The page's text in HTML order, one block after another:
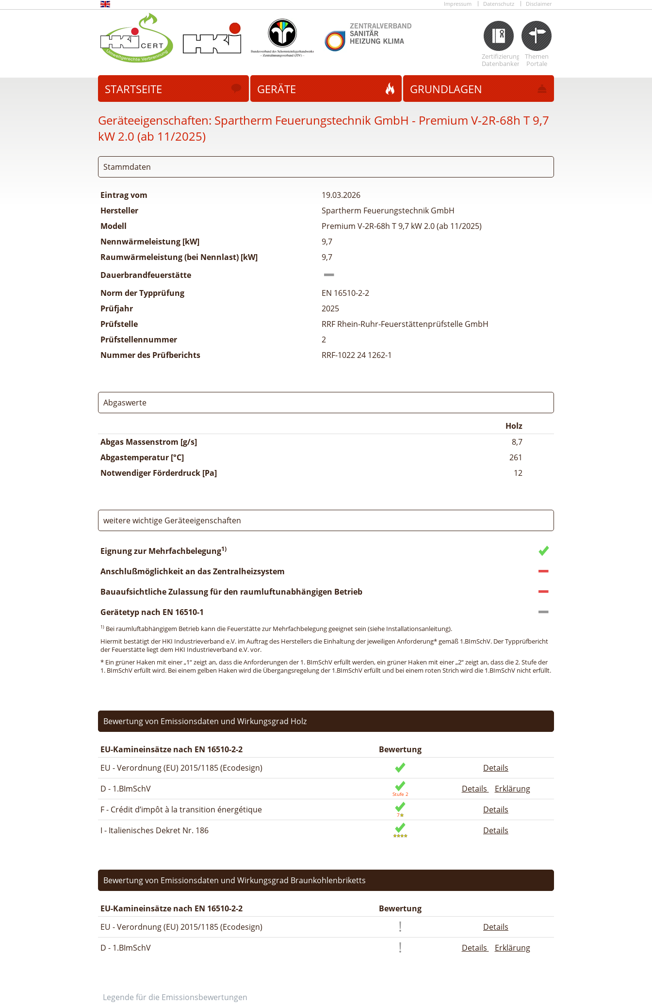
Impressum Datenschutz Disclaimer
Zertifizierungs
Datenbanken
Themen
Portale
STARTSEITE GERÄTE GRUNDLAGEN
Geräteeigenschaften: Spartherm Feuerungstechnik GmbH - Premium V-2R-68h T 9,7
kW 2.0 (ab 11/2025)
Stammdaten
Eintrag vom
19.03.2026
Hersteller
Spartherm Feuerungstechnik GmbH
Modell
Premium V-2R-68h T 9,7 kW 2.0 (ab 11/2025)
Nennwärmeleistung [kW]
9,7
Raumwärmeleistung (bei Nennlast) [kW]
9,7
Dauerbrandfeuerstätte
Norm der Typprüfung
EN 16510-2-2
Prüfjahr
2025
Prüfstelle
RRF Rhein-Ruhr-Feuerstättenprüfstelle GmbH
Prüfstellennummer
2
Nummer des Prüfberichts
RRF-1022 24 1262-1
Abgaswerte
Holz
Abgas Massenstrom [g/s]
8,7
Abgastemperatur [°C]
261
Notwendiger Förderdruck [Pa]
12
weitere wichtige Geräteeigenschaften
Eignung zur Mehrfachbelegung1)
Anschlußmöglichkeit an das Zentralheizsystem
Bauaufsichtliche Zulassung für den raumluftunabhängigen Betrieb
Gerätetyp nach EN 16510-1
1) Bei raumluftabhängigem Betrieb kann die Feuerstätte zur Mehrfachbelegung geeignet sein (siehe Installationsanleitung).
Hiermit bestätigt der HKI Industrieverband e.V. im Auftrag des Herstellers die Einhaltung der jeweiligen Anforderung* gemäß 1.BImSchV. Der Typprüfbericht
der Feuerstätte liegt dem HKI Industrieverband e.V. vor.
* Ein grüner Haken mit einer „1“ zeigt an, dass die Anforderungen der 1. BImSchV erfüllt werden, ein grüner Haken mit einer „2“ zeigt an, dass die 2. Stufe der
1. BImSchV erfüllt wird. Bei einem gelben Haken wird die Übergangsregelung der 1.BImSchV erfüllt und bei einem roten Strich wird die 1.BImSchV nicht erfüllt.
Bewertung von Emissionsdaten und Wirkungsgrad Holz
EU-Kamineinsätze nach EN 16510-2-2
Bewertung
EU - Verordnung (EU) 2015/1185 (Ecodesign)
Details
D - 1.BImSchV
Details
Erklärung
F - Crédit d’impôt à la transition énergétique
Details
I - Italienisches Dekret Nr. 186
Details
Bewertung von Emissionsdaten und Wirkungsgrad Braunkohlenbriketts
EU-Kamineinsätze nach EN 16510-2-2
Bewertung
EU - Verordnung (EU) 2015/1185 (Ecodesign)
Details
D - 1.BImSchV
Details Erklärung
Legende für die Emissionsbewertungen